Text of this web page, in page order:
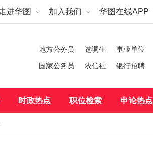
进华图 加入我们 华图在线APP
地方公务员 选调生 事业单位
国家公务员
农信社 银行招聘
时政热点 职位检索 申论热点